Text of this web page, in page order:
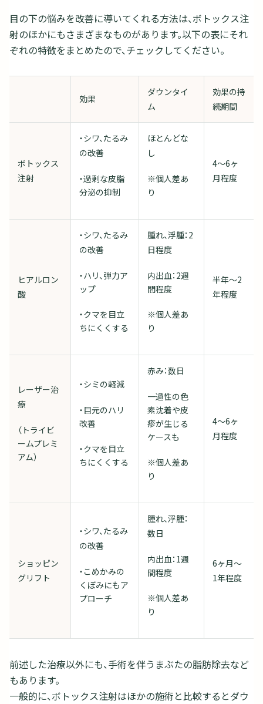
目の下の悩みを改善に導いてくれる方法は、ボトックス注
射のほかにもさまざまなものがあります。以下の表にそれ
ぞれの特徴をまとめたので、チェックしてください。
効果
ダウンタイ
ム
効果の持
続期間
ボトックス
注射
・シワ、たるみ
の改善
・過剰な皮脂
分泌の抑制
ほとんどな
し
※個人差あ
り
4～6ヶ
月程度
ヒアルロン
酸
・シワ、たるみ
の改善
・ハリ、弾力ア
ップ
・クマを目立
ちにくくする
腫れ、浮腫：2
日程度
内出血：2週
間程度
※個人差あ
り
半年～2
年程度
レーザー治
療
（トライビ
ームプレミ
アム）
・シミの軽減
・目元のハリ
改善
・クマを目立
ちにくくする
赤み：数日
一過性の色
素沈着や皮
疹が生じる
ケースも
※個人差あ
り
4～6ヶ
月程度
ショッピン
グリフト
・シワ、たるみ
の改善
・こめかみの
くぼみにもア
プローチ
腫れ、浮腫：
数日
内出血：1週
間程度
※個人差あ
り
6ヶ月～
1年程度
前述した治療以外にも、手術を伴うまぶたの脂肪除去など
もあります。
一般的に、ボトックス注射はほかの施術と比較するとダウ